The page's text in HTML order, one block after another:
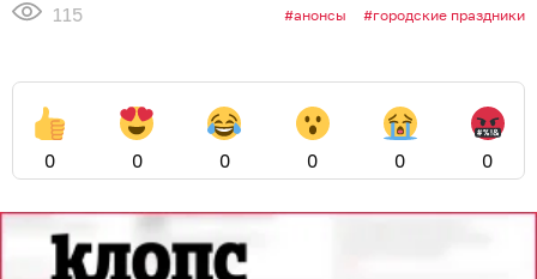
115 анонсы городские праздники
0 0 0 0 0 0